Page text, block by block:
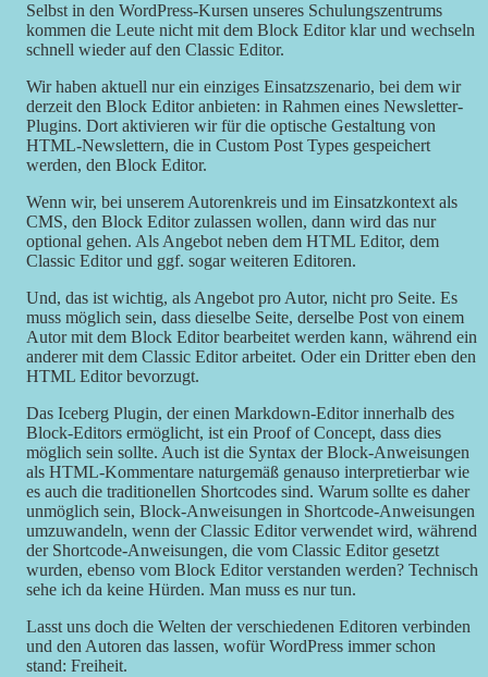
Selbst in den WordPress-Kursen unseres Schulungszentrums
kommen die Leute nicht mit dem Block Editor klar und wechseln
schnell wieder auf den Classic Editor.
Wir haben aktuell nur ein einziges Einsatzszenario, bei dem wir
derzeit den Block Editor anbieten: in Rahmen eines Newsletter-
Plugins. Dort aktivieren wir für die optische Gestaltung von
HTML-Newslettern, die in Custom Post Types gespeichert
werden, den Block Editor.
Wenn wir, bei unserem Autorenkreis und im Einsatzkontext als
CMS, den Block Editor zulassen wollen, dann wird das nur
optional gehen. Als Angebot neben dem HTML Editor, dem
Classic Editor und ggf. sogar weiteren Editoren.
Und, das ist wichtig, als Angebot pro Autor, nicht pro Seite. Es
muss möglich sein, dass dieselbe Seite, derselbe Post von einem
Autor mit dem Block Editor bearbeitet werden kann, während ein
anderer mit dem Classic Editor arbeitet. Oder ein Dritter eben den
HTML Editor bevorzugt.
Das Iceberg Plugin, der einen Markdown-Editor innerhalb des
Block-Editors ermöglicht, ist ein Proof of Concept, dass dies
möglich sein sollte. Auch ist die Syntax der Block-Anweisungen
als HTML-Kommentare naturgemäß genauso interpretierbar wie
es auch die traditionellen Shortcodes sind. Warum sollte es daher
unmöglich sein, Block-Anweisungen in Shortcode-Anweisungen
umzuwandeln, wenn der Classic Editor verwendet wird, während
der Shortcode-Anweisungen, die vom Classic Editor gesetzt
wurden, ebenso vom Block Editor verstanden werden? Technisch
sehe ich da keine Hürden. Man muss es nur tun.
Lasst uns doch die Welten der verschiedenen Editoren verbinden
und den Autoren das lassen, wofür WordPress immer schon
stand: Freiheit.